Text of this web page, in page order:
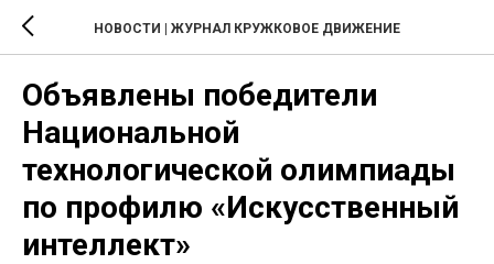
НОВОСТИ | ЖУРНАЛ КРУЖКОВОЕ ДВИЖЕНИЕ
Объявлены победители
Национальной
технологической олимпиады
по профилю «Искусственный
интеллект»